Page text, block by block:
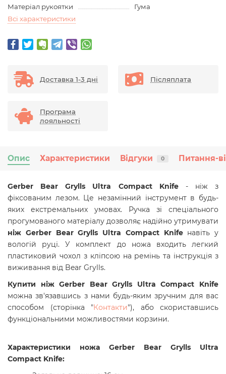
Матеріал рукоятки
Гума
Всі характеристики
Доставка 1-3 дні Післяплата
Програма
лояльності
Опис Характеристики Відгуки 0 Питання-
Gerber Bear Grylls Ultra Compact Knife- ніж з
фіксованим лезом. Це незамінний інструмент в будь-
яких екстремальних умовах. Ручка зі спеціального
прогумованого матеріалу дозволяє надійно утримувати
ніж Gerber Bear Grylls Ultra Compact Knifeнавіть у
вологій руці. У комплект до ножа входить легкий
пластиковий чохол з кліпсою на ремінь та інструкція з
виживання від Bear Grylls.
Купити ніжGerber Bear Grylls Ultra Compact Knife
можна зв'язавшись з нами будь-яким зручним для вас
способом (сторінка "Контакти"), або скориставшись
функціональними можливостями корзини.
Характеристики ножа Gerber Bear Grylls Ultra
Compact Knife: